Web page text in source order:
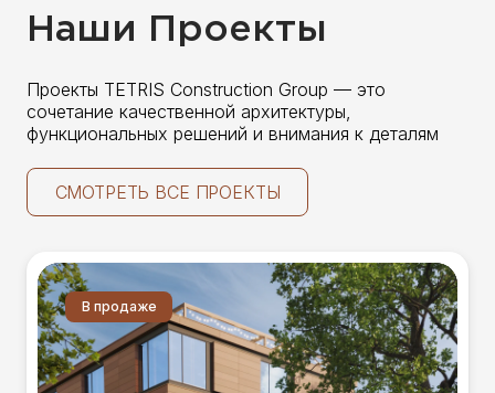
Наши Проекты
Проекты TETRIS Construction Group — это
сочетание качественной архитектуры,
функциональных решений и внимания к деталям
СМОТРЕТЬ ВСЕ ПРОЕКТЫ
В продаже